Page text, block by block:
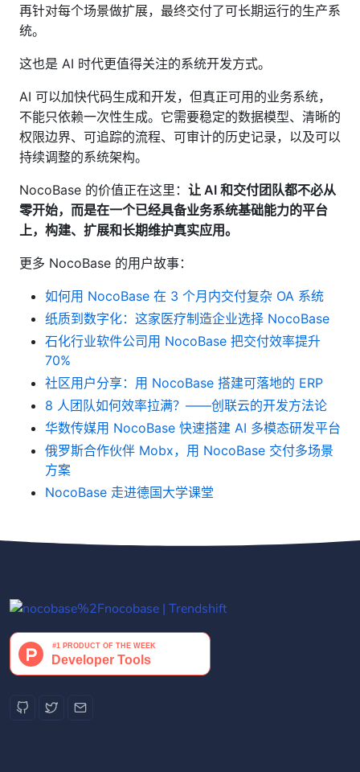
再针对每个场景做扩展，最终交付了可长期运行的生产系
统。
这也是 AI 时代更值得关注的系统开发方式。
AI 可以加快代码生成和开发，但真正可用的业务系统，
不能只依赖一次性生成。它需要稳定的数据模型、清晰的
权限边界、可追踪的流程、可审计的历史记录，以及可以
持续调整的系统架构。
NocoBase 的价值正在这里： 让 AI 和交付团队都不必从
零开始，而是在一个已经具备业务系统基础能力的平台
上，构建、扩展和长期维护真实应用。
更多 NocoBase 的用户故事：
如何用 NocoBase 在 3 个月内交付复杂 OA 系统
纸质到数字化：这家医疗制造企业选择 NocoBase
石化行业软件公司用 NocoBase 把交付效率提升
70%
社区用户分享：用 NocoBase 搭建可落地的 ERP
8 人团队如何效率拉满？——创联云的开发方法论
华数传媒用 NocoBase 快速搭建 AI 多模态研发平台
俄罗斯合作伙伴 Mobx，用 NocoBase 交付多场景
方案
NocoBase 走进德国大学课堂